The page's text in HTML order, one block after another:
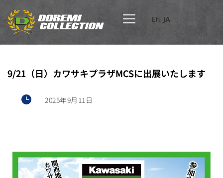
EN JA
9/21（日）カワサキプラザMCSに出展いたします
2025年9月11日